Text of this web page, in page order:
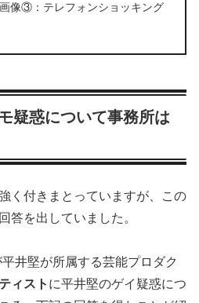
像③：テレフォンショッキング
疑惑について事務所は
く付きまとっていますが、この
答を出していました。
井堅が所属する芸能プロダク
ィスト に平井堅のゲイ疑惑につ